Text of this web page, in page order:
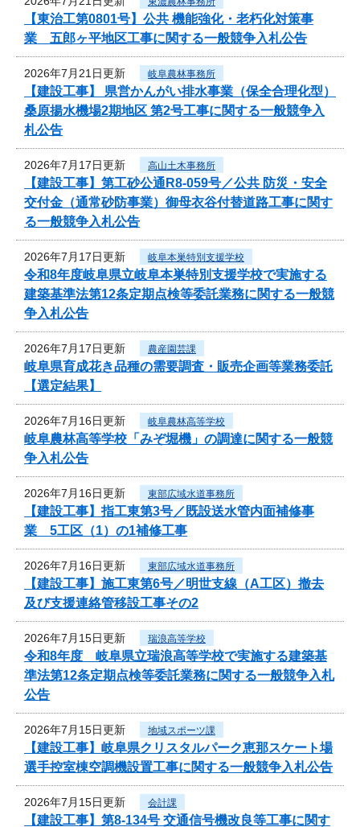
【東治工第0801号】公共 機能強化・老朽化対策事
業 五郎ヶ平地区工事に関する一般競争入札公告
2026年7月21日更新 岐阜農林事務所
【建設工事】 県営かんがい排水事業（保全合理化型）
桑原揚水機場2期地区 第2号工事に関する一般競争入
札公告
2026年7月17日更新 高山土木事務所
【建設工事】第工砂公通R8-059号／公共 防災・安全
交付金（通常砂防事業）御母衣谷付替道路工事に関す
る一般競争入札公告
2026年7月17日更新 岐阜本巣特別支援学校
令和8年度岐阜県立岐阜本巣特別支援学校で実施する
建築基準法第12条定期点検等委託業務に関する一般競
争入札公告
2026年7月17日更新 農産園芸課
岐阜県育成花き品種の需要調査・販売企画等業務委託
【選定結果】
2026年7月16日更新 岐阜農林高等学校
岐阜農林高等学校「みぞ堀機」の調達に関する一般競
争入札公告
2026年7月16日更新 東部広域水道事務所
【建設工事】指工東第3号／既設送水管内面補修事
業 5工区（1）の1補修工事
2026年7月16日更新 東部広域水道事務所
【建設工事】施工東第6号／明世支線（A工区）撤去
及び支援連絡管移設工事その2
2026年7月15日更新 瑞浪高等学校
令和8年度 岐阜県立瑞浪高等学校で実施する建築基
準法第12条定期点検等委託業務に関する一般競争入札
公告
2026年7月15日更新 地域スポーツ課
【建設工事】岐阜県クリスタルパーク恵那スケート場
選手控室棟空調機設置工事に関する一般競争入札公告
2026年7月15日更新 会計課
【建設工事】第8-134号 交通信号機改良等工事に関す